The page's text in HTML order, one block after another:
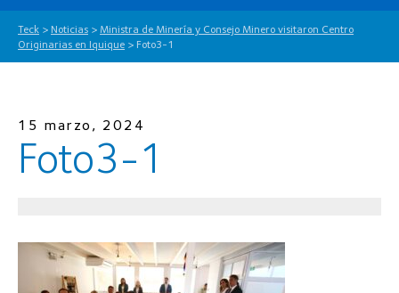
Teck > Noticias > Ministra de Minería y Consejo Minero visitaron Centro
Originarias en Iquique > Foto3-1
15 marzo, 2024
Foto3-1